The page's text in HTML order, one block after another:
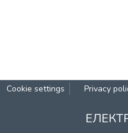
Cookie settings Privacy